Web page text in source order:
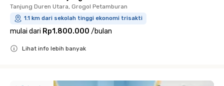
Tanjung Duren Utara, Grogol Petamburan
1.1 km dari sekolah tinggi ekonomi trisakti
mulai dari Rp1.800.000 /bulan
Lihat info lebih banyak